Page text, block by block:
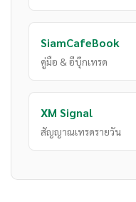
SiamCafeBook
คู่มือ & อีบุ๊กเทรด
XM Signal
สัญญาณเทรดรายวัน